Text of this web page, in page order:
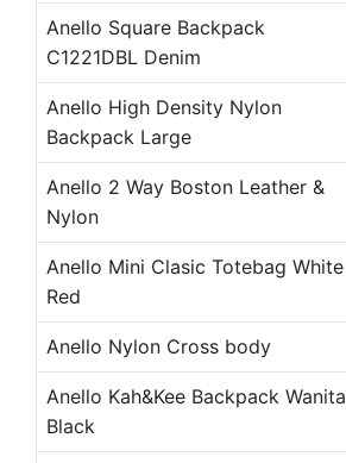
Anello Square Backpack
C1221DBL Denim
Anello High Density Nylon
Backpack Large
Anello 2 Way Boston Leather &
Nylon
Anello Mini Clasic Totebag White
Red
Anello Nylon Cross body
Anello Kah&Kee Backpack Wanita
Black